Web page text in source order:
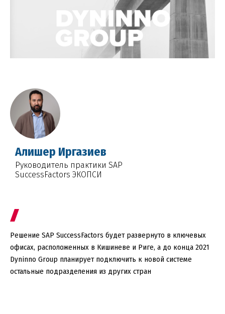
Алишер Иргазиев
Руководитель практики SAP
SuccessFactors ЭКОПСИ
Решение SAP SuccessFactors будет развернуто в ключевых
офисах, расположенных в Кишиневе и Риге, а до конца 2021
Dyninno Group планирует подключить к новой системе
остальные подразделения из других стран